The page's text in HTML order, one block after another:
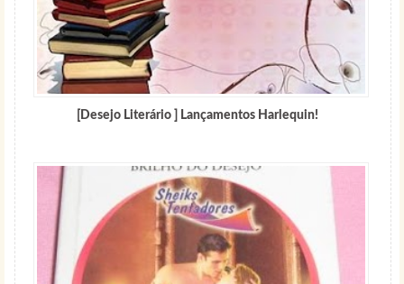
[Desejo Literário ] Lançamentos Harlequin!